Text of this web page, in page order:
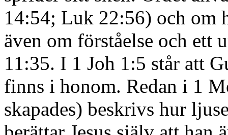
14:54; Luk 22:56) och om
även om förståelse och ett
11:35. I 1 Joh 1:5 står att
finns i honom. Redan i 1
skapades) beskrivs hur